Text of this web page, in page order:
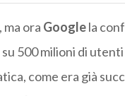
ora Googlela
500 milioni di
come era già